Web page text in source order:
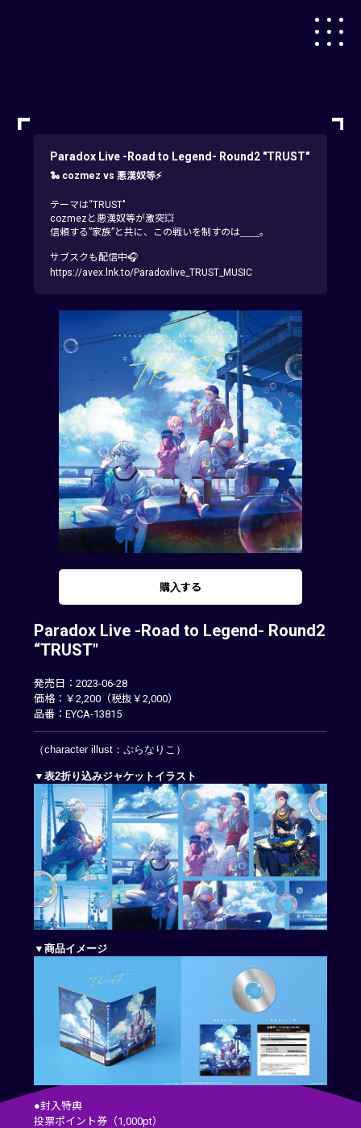
Paradox Live -Road to Legend- Round2 "TRUST"
🐍 cozmez vs 悪漢奴等⚡
テーマは“TRUST"
cozmezと悪漢奴等が激突💥
信頼する”家族”と共に、この戦いを制すのは＿＿。
サブスクも配信中🎧
https://avex.lnk.to/Paradoxlive_TRUST_MUSIC
購入する
Paradox Live -Road to Legend- Round2
“TRUST"
発売日：2023-06-28
価格：￥2,200（税抜￥2,000）
品番：EYCA-13815
（character illust：ぷらなりこ）
▼表2折り込みジャケットイラスト
▼商品イメージ
●封入特典
投票ポイント券（1,000pt）